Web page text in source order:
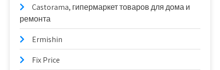
Castorama, гипермаркет товаров для дома и
ремонта
Ermishin
Fix Price